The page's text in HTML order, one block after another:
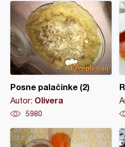
Posne palačinke (2)
Autor: Olivera
5980